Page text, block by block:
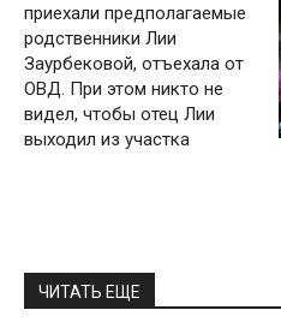
приехали предполагаемые
родственники Лии
Заурбековой, отъехала от
ОВД. При этом никто не
видел, чтобы отец Лии
выходил из участка
ЧИТАТЬ ЕЩЕ